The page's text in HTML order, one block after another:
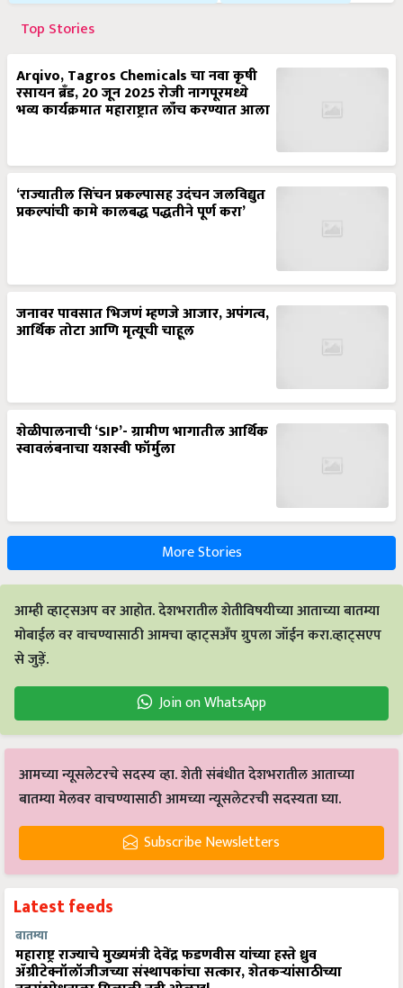
Top Stories
Arqivo, Tagros Chemicals चा नवा कृषी
रसायन ब्रँड, 20 जून 2025 रोजी नागपूरमध्ये
भव्य कार्यक्रमात महाराष्ट्रात लाँच करण्यात आला
‘राज्यातील सिंचन प्रकल्पासह उदंचन जलविद्युत
प्रकल्पांची कामे कालबद्ध पद्धतीने पूर्ण करा’
जनावर पावसात भिजणं म्हणजे आजार, अपंगत्व,
आर्थिक तोटा आणि मृत्यूची चाहूल
शेळीपालनाची ‘SIP’- ग्रामीण भागातील आर्थिक
स्वावलंबनाचा यशस्वी फॉर्मुला
More Stories
आम्ही व्हाट्सअप वर आहोत. देशभरातील शेतीविषयीच्या आताच्या बातम्या
मोबाईल वर वाचण्यासाठी आमचा व्हाट्सअँप ग्रुपला जॉईन करा.व्हाट्सएप
से जुड़ें.
Join on WhatsApp
आमच्या न्यूसलेटरचे सदस्य व्हा. शेती संबंधीत देशभरातील आताच्या
बातम्या मेलवर वाचण्यासाठी आमच्या न्यूसलेटरची सदस्यता घ्या.
Subscribe Newsletters
Latest feeds
बातम्या
महाराष्ट्र राज्याचे मुख्यमंत्री देवेंद्र फडणवीस यांच्या हस्ते ध्रुव
ॲग्रीटेक्नॉलॉजीजच्या संस्थापकांचा सत्कार, शेतकऱ्यांसाठीच्या